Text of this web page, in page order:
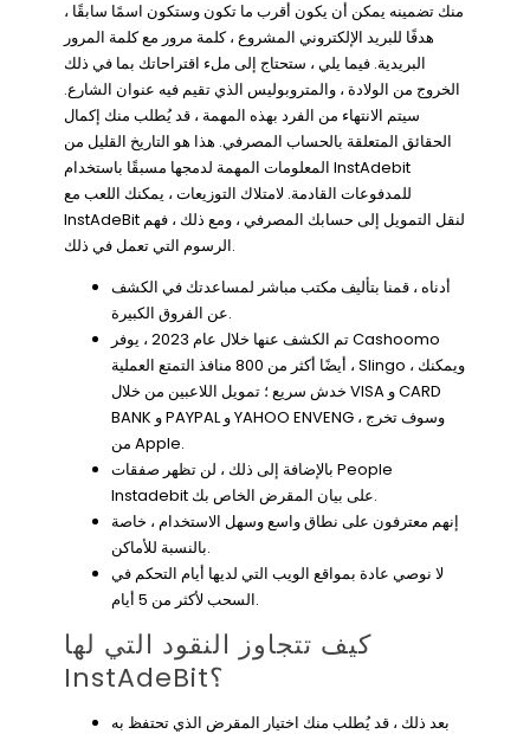
منك تضمينه يمكن أن يكون أقرب ما تكون وستكون اسمًا سابقًا ،
هدفًا للبريد الإلكتروني المشروع ، كلمة مرور مع كلمة المرور
البريدية. فيما يلي ، ستحتاج إلى ملء اقتراحاتك بما في ذلك
الخروج من الولادة ، والمتروبوليس الذي تقيم فيه عنوان الشارع.
سيتم الانتهاء من الفرد بهذه المهمة ، قد يُطلب منك إكمال
الحقائق المتعلقة بالحساب المصرفي. هذا هو التاريخ القليل من
المعلومات المهمة لدمجها مسبقًا باستخدام InstAdebit
للمدفوعات القادمة. لامتلاك التوزيعات ، يمكنك اللعب مع
InstAdeBit لنقل التمويل إلى حسابك المصرفي ، ومع ذلك ، فهم
الرسوم التي تعمل في ذلك.
أدناه ، قمنا بتأليف مكتب مباشر لمساعدتك في الكشف
عن الفروق الكبيرة.
تم الكشف عنها خلال عام 2023 ، يوفر Cashoomo
أيضًا أكثر من 800 منافذ التمتع العملية ، Slingo ، ويمكنك
خدش سريع ؛ تمويل اللاعبين من خلال VISA و CARD
BANK و PAYPAL و YAHOO ENVENG ، وسوف تخرج
من Apple.
بالإضافة إلى ذلك ، لن تظهر صفقات People
Instadebit على بيان المقرض الخاص بك.
إنهم معترفون على نطاق واسع وسهل الاستخدام ، خاصة
بالنسبة للأماكن.
لا نوصي عادة بمواقع الويب التي لديها أيام التحكم في
السحب لأكثر من 5 أيام.
كيف تتجاوز النقود التي لها
InstAdeBit؟
بعد ذلك ، قد يُطلب منك اختيار المقرض الذي تحتفظ به